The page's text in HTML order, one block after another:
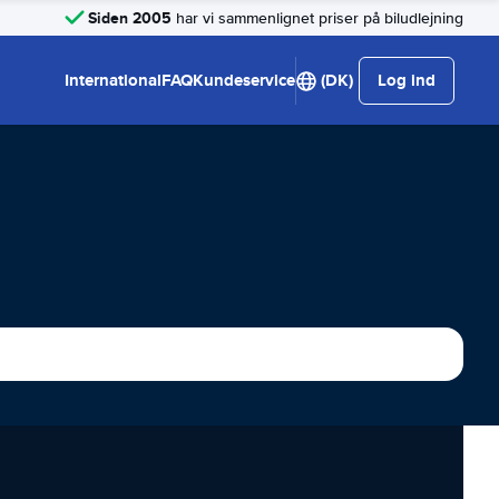
Siden 2005 har vi sammenlignet priser på biludlejning
InternationalFAQKundeservice (DK) Log ind